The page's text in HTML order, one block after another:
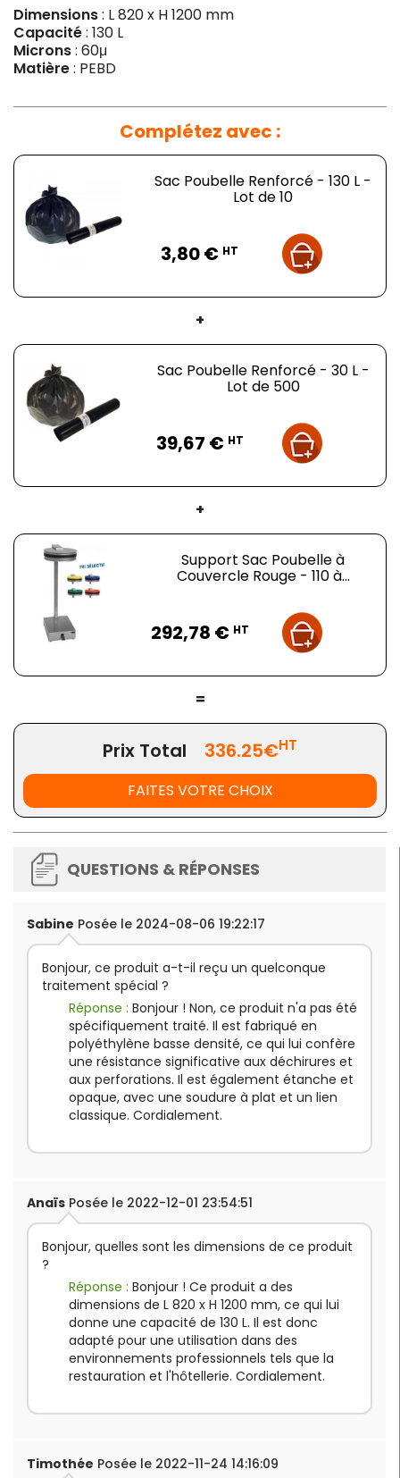
Dimensions: L 820 x H 1200 mm
Capacité: 130 L
Microns: 60μ
Matière: PEBD
Complétez avec :
Sac Poubelle Renforcé - 130 L -
Lot de 10
3,80 € HT
+
Sac Poubelle Renforcé - 30 L -
Lot de 500
39,67 € HT
+
Support Sac Poubelle à
Couvercle Rouge - 110 à...
292,78 € HT
=
Prix Total 336.25€HT
FAITES VOTRE CHOIX
QUESTIONS & RÉPONSES
Sabine Posée le 2024-08-06 19:22:17
Bonjour, ce produit a-t-il reçu un quelconque
traitement spécial ?
Réponse : Bonjour ! Non, ce produit n'a pas été
spécifiquement traité. Il est fabriqué en
polyéthylène basse densité, ce qui lui confère
une résistance significative aux déchirures et
aux perforations. Il est également étanche et
opaque, avec une soudure à plat et un lien
classique. Cordialement.
Anaïs Posée le 2022-12-01 23:54:51
Bonjour, quelles sont les dimensions de ce produit
?
Réponse : Bonjour ! Ce produit a des
dimensions de L 820 x H 1200 mm, ce qui lui
donne une capacité de 130 L. Il est donc
adapté pour une utilisation dans des
environnements professionnels tels que la
restauration et l'hôtellerie. Cordialement.
Timothée Posée le 2022-11-24 14:16:09